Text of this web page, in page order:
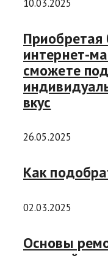
10.03.2025
интернет-
сможете
вкус
26.05.2025
Как
02.03.2025
Основы